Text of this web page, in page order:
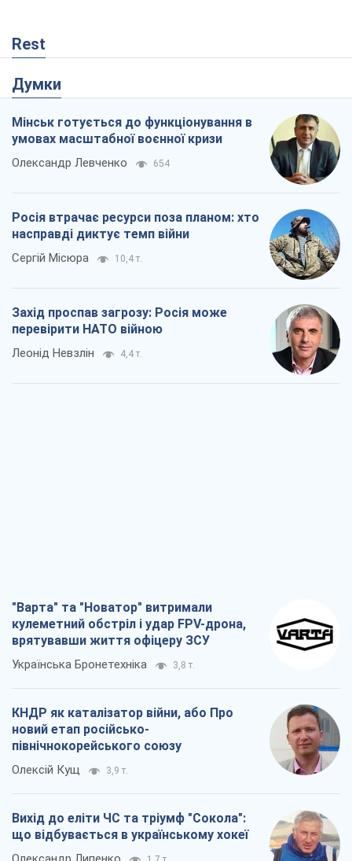
Rest
Думки
Мінськ готується до функціонування в
умовах масштабної воєнної кризи
Олександр Левченко 654
Росія втрачає ресурси поза планом: хто
насправді диктує темп війни
Сергій Місюра 10,4 т.
Захід проспав загрозу: Росія може
перевірити НАТО війною
Леонід Невзлін 4,4 т.
"Варта" та "Новатор" витримали
кулеметний обстріл і удар FPV-дрона,
врятувавши життя офіцеру ЗСУ
Українська Бронетехніка 3,8 т.
КНДР як каталізатор війни, або Про
новий етап російсько-
північнокорейського союзу
Олексій Кущ 3,9 т.
Вихід до еліти ЧС та тріумф "Сокола":
що відбувається в українському хокеї